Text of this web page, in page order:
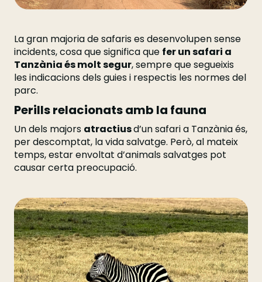
La gran majoria de safaris es desenvolupen sense
incidents, cosa que significa que fer un safari a
Tanzània és molt segur, sempre que segueixis
les indicacions dels guies i respectis les normes del
parc.
Perills relacionats amb la fauna
Un dels majors atractiusd’un safari a Tanzània és,
per descomptat, la vida salvatge. Però, al mateix
temps, estar envoltat d’animals salvatges pot
causar certa preocupació.